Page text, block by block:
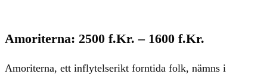
Amoriterna: 2500 f.Kr. – 1600 f.Kr.
Amoriterna, ett inflytelserikt forntida folk, nämns i